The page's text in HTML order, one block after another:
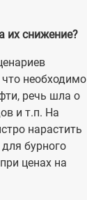
их снижение?
необходимо
речь шла о
и т.п. На
нарастить
бурного
ценах на